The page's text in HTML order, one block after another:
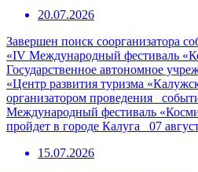
20.07.2026
Завершен поиск соорганизатора
«IV Международный фестиваль
Государственное автономное
«Центр развития туризма
организатором проведения
Международный фестиваль
пройдет в городе Калуга 07
15.07.2026